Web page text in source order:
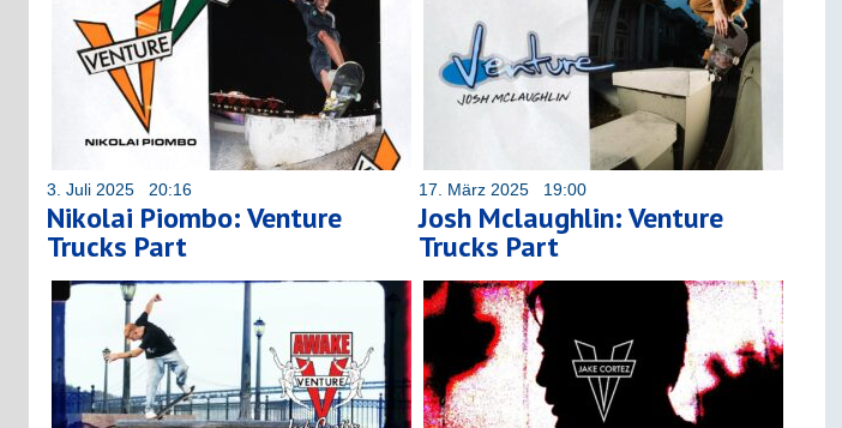
3. Juli 2025 20:16
Nikolai Piombo: Venture
Trucks Part
17. März 2025 19:00
Josh Mclaughlin: Venture
Trucks Part